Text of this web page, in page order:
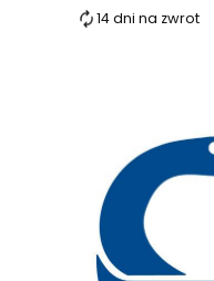
14 dni na zwrot